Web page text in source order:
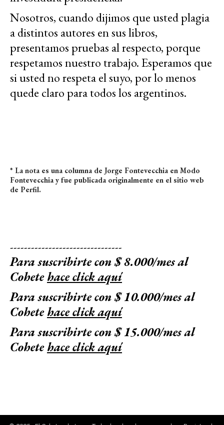
Nosotros, cuando dijimos que usted plagia
a distintos autores en sus libros,
presentamos pruebas al respecto, porque
respetamos nuestro trabajo. Esperamos que
si usted no respeta el suyo, por lo menos
quede claro para todos los argentinos.
* La nota es una columna de Jorge Fontevecchia en Modo
Fontevecchia y fue publicada originalmente en el sitio web
de Perfil.
--------------------------------
Para suscribirte con $ 8.000/mes al
Cohetehace click aquí
Para suscribirte con $ 10.000/mes al
Cohetehace click aquí
Para suscribirte con $ 15.000/mes al
Cohetehace click aquí